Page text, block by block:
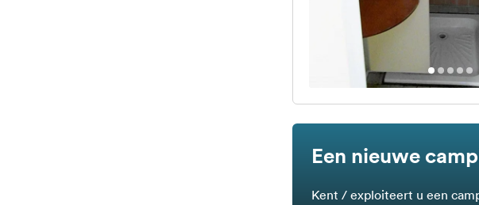
Een nieuwe
Kent / exploiteert u een